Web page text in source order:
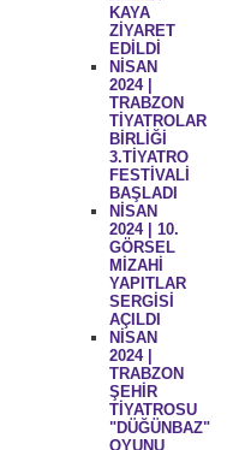
KAYA
ZİYARET
EDİLDİ
NİSAN
2024 |
TRABZON
TİYATROLAR
BİRLİĞİ
3.TİYATRO
FESTİVALİ
BAŞLADI
NİSAN
2024 | 10.
GÖRSEL
MİZAHİ
YAPITLAR
SERGİSİ
AÇILDI
NİSAN
2024 |
TRABZON
ŞEHİR
TİYATROSU
"DÜĞÜNBAZ"
OYUNU